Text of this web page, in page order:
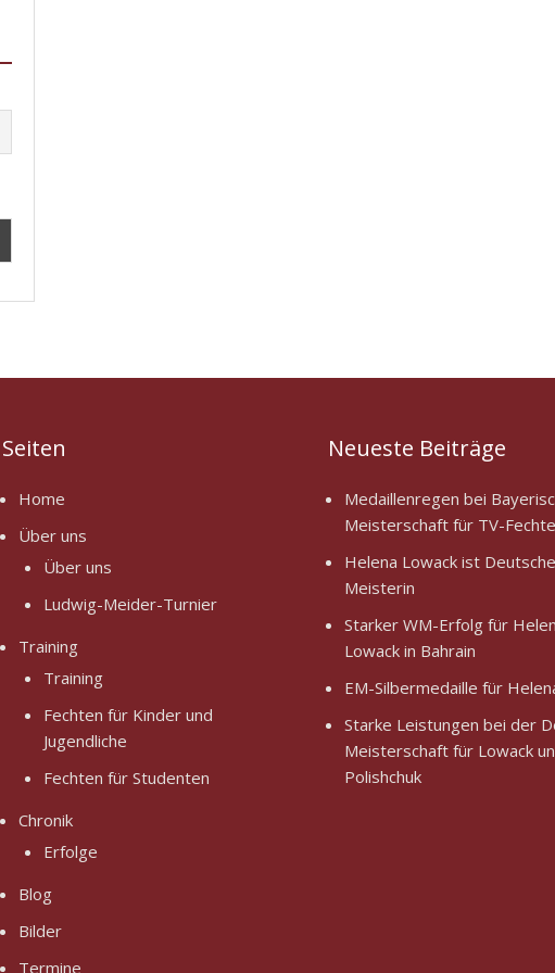
Seiten
Home
Über uns
Über uns
Ludwig-Meider-Turnier
Training
Training
Fechten für Kinder und
Jugendliche
Fechten für Studenten
Chronik
Erfolge
Blog
Bilder
Termine
Neueste Beiträge
Medaillenregen bei
Meisterschaft für TV-
Helena Lowack ist Deutsche
Meisterin
Starker WM-Erfolg für
Lowack in Bahrain
EM-Silbermedaille für
Starke Leistungen bei der
Meisterschaft für Lowack
Polishchuk